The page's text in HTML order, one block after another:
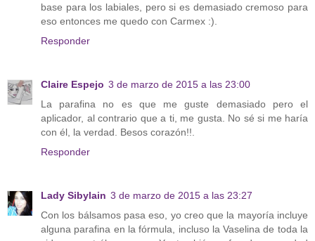
base para los labiales, pero si es demasiado cremoso para
eso entonces me quedo con Carmex :).
Responder
Claire Espejo 3 de marzo de 2015 a las 23:00
La parafina no es que me guste demasiado pero el
aplicador, al contrario que a ti, me gusta. No sé si me haría
con él, la verdad. Besos corazón!!.
Responder
Lady Sibylain 3 de marzo de 2015 a las 23:27
Con los bálsamos pasa eso, yo creo que la mayoría incluye
alguna parafina en la fórmula, incluso la Vaselina de toda la